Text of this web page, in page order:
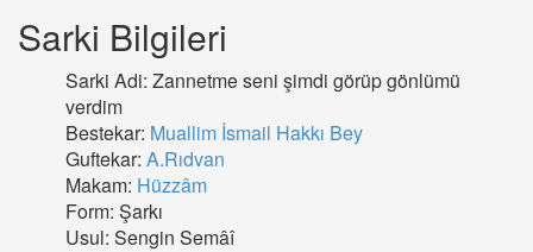
Sarki Bilgileri
Sarki Adi: Zannetme seni şimdi görüp gönlümü
verdim
Bestekar: Muallim İsmail Hakkı Bey
Guftekar: A.Rıdvan
Makam: Hüzzâm
Form: Şarkı
Usul: Sengin Semâî